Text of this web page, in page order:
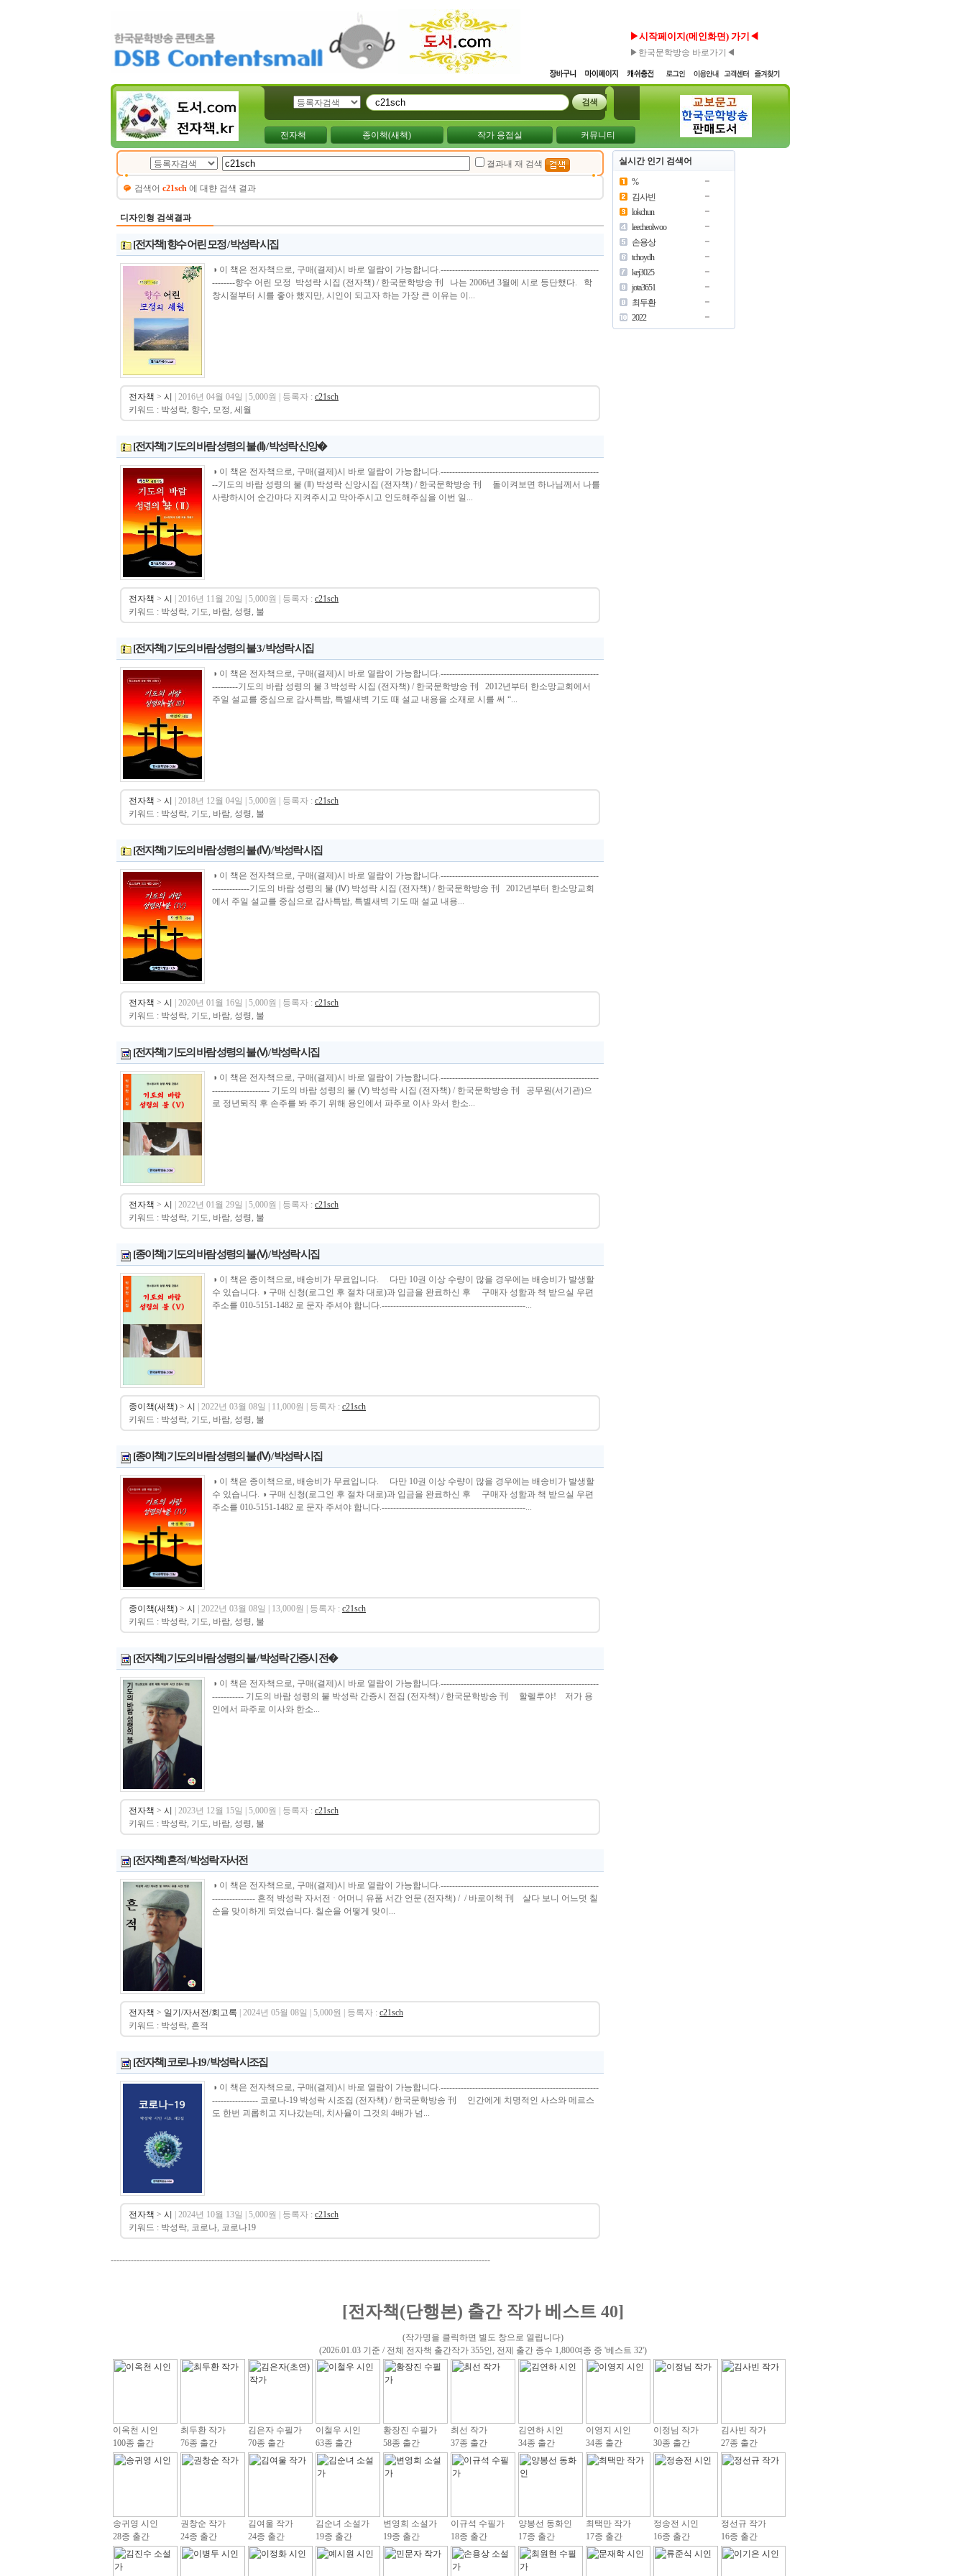
▶시작페이지(메인화면) 가기◀
▶한국문학방송 바로가기◀
전자책 종이책(새책) 작가 응접실 커뮤니티
결과내 재 검색
검색어 c21sch 에 대햔 검색 결과
디자인형 검색결과
[전자책] 향수 어린 모정 / 박성락 시집
◑ 이 책은 전자책으로, 구매(결제)시 바로 열람이 가능합니다.-------------------------------------------------------
--------향수 어린 모정 박성락 시집 (전자책) / 한국문학방송 刊 나는 2006년 3월에 시로 등단했다. 학
창시절부터 시를 좋아 했지만, 시인이 되고자 하는 가장 큰 이유는 이...
전자책 > 시 | 2016년 04월 04일 | 5,000원 | 등록자 : c21sch
키워드 : 박성락, 향수, 모정, 세월
[전자책] 기도의 바람 성령의 불 (Ⅱ) / 박성락 신앙�
◑ 이 책은 전자책으로, 구매(결제)시 바로 열람이 가능합니다.-------------------------------------------------------
--기도의 바람 성령의 불 (Ⅱ) 박성락 신앙시집 (전자책) / 한국문학방송 刊 돌이켜보면 하나님께서 나를
사랑하시어 순간마다 지켜주시고 막아주시고 인도해주심을 이번 일...
전자책 > 시 | 2016년 11월 20일 | 5,000원 | 등록자 : c21sch
키워드 : 박성락, 기도, 바람, 성령, 불
[전자책] 기도의 바람 성령의 불 3 / 박성락 시집
◑ 이 책은 전자책으로, 구매(결제)시 바로 열람이 가능합니다.-------------------------------------------------------
---------기도의 바람 성령의 불 3 박성락 시집 (전자책) / 한국문학방송 刊 2012년부터 한소망교회에서
주일 설교를 중심으로 감사특밤, 특별새벽 기도 때 설교 내용을 소재로 시를 써 “...
전자책 > 시 | 2018년 12월 04일 | 5,000원 | 등록자 : c21sch
키워드 : 박성락, 기도, 바람, 성령, 불
[전지책] 기도의 바람 성령의 불 (Ⅳ) / 박성락 시집
◑ 이 책은 전자책으로, 구매(결제)시 바로 열람이 가능합니다.-------------------------------------------------------
-------------기도의 바람 성령의 불 (Ⅳ) 박성락 시집 (전자책) / 한국문학방송 刊 2012년부터 한소망교회
에서 주일 설교를 중심으로 감사특밤, 특별새벽 기도 때 설교 내용...
전자책 > 시 | 2020년 01월 16일 | 5,000원 | 등록자 : c21sch
키워드 : 박성락, 기도, 바람, 성령, 불
[전자책] 기도의 바람 성령의 불 (Ⅴ) / 박성락 시집
◑ 이 책은 전자책으로, 구매(결제)시 바로 열람이 가능합니다.-------------------------------------------------------
-------------------- 기도의 바람 성령의 불 (Ⅴ) 박성락 시집 (전자책) / 한국문학방송 刊 공무원(서기관)으
로 정년퇴직 후 손주를 봐 주기 위해 용인에서 파주로 이사 와서 한소...
전자책 > 시 | 2022년 01월 29일 | 5,000원 | 등록자 : c21sch
키워드 : 박성락, 기도, 바람, 성령, 불
[종이책] 기도의 바람 성령의 불 (Ⅴ) / 박성락 시집
◑ 이 책은 종이책으로, 배송비가 무료입니다. 다만 10권 이상 수량이 많을 경우에는 배송비가 발생할
수 있습니다. ◑ 구매 신청(로그인 후 절차 대로)과 입금을 완료하신 후 구매자 성함과 책 받으실 우편
주소를 010-5151-1482 로 문자 주셔야 합니다.--------------------------------------------------...
종이책(새책) > 시 | 2022년 03월 08일 | 11,000원 | 등록자 : c21sch
키워드 : 박성락, 기도, 바람, 성령, 불
[종이책] 기도의 바람 성령의 불 (Ⅳ) / 박성락 시집
◑ 이 책은 종이책으로, 배송비가 무료입니다. 다만 10권 이상 수량이 많을 경우에는 배송비가 발생할
수 있습니다. ◑ 구매 신청(로그인 후 절차 대로)과 입금을 완료하신 후 구매자 성함과 책 받으실 우편
주소를 010-5151-1482 로 문자 주셔야 합니다.--------------------------------------------------...
종이책(새책) > 시 | 2022년 03월 08일 | 13,000원 | 등록자 : c21sch
키워드 : 박성락, 기도, 바람, 성령, 불
[전자책] 기도의 바람 성령의 불 / 박성락 간증시 전�
◑ 이 책은 전자책으로, 구매(결제)시 바로 열람이 가능합니다.-------------------------------------------------------
----------- 기도의 바람 성령의 불 박성락 간증시 전집 (전자책) / 한국문학방송 刊 할렐루야! 저가 용
인에서 파주로 이사와 한소...
전자책 > 시 | 2023년 12월 15일 | 5,000원 | 등록자 : c21sch
키워드 : 박성락, 기도, 바람, 성령, 불
[전자책] 흔적 / 박성락 자서전
◑ 이 책은 전자책으로, 구매(결제)시 바로 열람이 가능합니다.-------------------------------------------------------
--------------- 흔적 박성락 자서전 · 어머니 유품 서간 언문 (전자책) / / 바로이책 刊 살다 보니 어느덧 칠
순을 맞이하게 되었습니다. 칠순을 어떻게 맞이...
전자책 > 일기/자서전/회고록 | 2024년 05월 08일 | 5,000원 | 등록자 : c21sch
키워드 : 박성락, 흔적
[전자책] 코로나-19 / 박성락 시조집
◑ 이 책은 전자책으로, 구매(결제)시 바로 열람이 가능합니다.-------------------------------------------------------
---------------- 코로나-19 박성락 시조집 (전자책) / 한국문학방송 刊 인간에게 치명적인 사스와 메르스
도 한번 괴롭히고 지나갔는데, 치사율이 그것의 4배가 넘...
전자책 > 시 | 2024년 10월 13일 | 5,000원 | 등록자 : c21sch
키워드 : 박성락, 코로나, 코로나19
실시간 인기 검색어
%
김사빈
lokchun
leecheolwoo
손용상
tchoydh
kej3025
jota3651
최두환
2022
------------------------------------------------------------------------------------------------------------------------------------
[전자책(단행본) 출간 작가 베스트 40]
(작가명을 클릭하면 별도 창으로 열립니다)
(2026.01.03 기준 / 전체 전자책 출간작가 355인, 전제 출간 종수 1,800여종 중 '베스트 32')
이옥천 시인
100종 출간
최두환 작가
76종 출간
김은자 수필가
70종 출간
이철우 시인
63종 출간
황장진 수필가
58종 출간
최선 작가
37종 출간
김연하 시인
34종 출간
이영지 시인
34종 출간
이정님 작가
30종 출간
김사빈 작가
27종 출간
송귀영 시인
28종 출간
권창순 작가
24종 출간
김여울 작가
24종 출간
김순녀 소설가
19종 출간
변영희 소설가
19종 출간
이규석 수필가
18종 출간
양봉선 동화인
17종 출간
최택만 작가
17종 출간
정송전 시인
16종 출간
정선규 작가
16종 출간